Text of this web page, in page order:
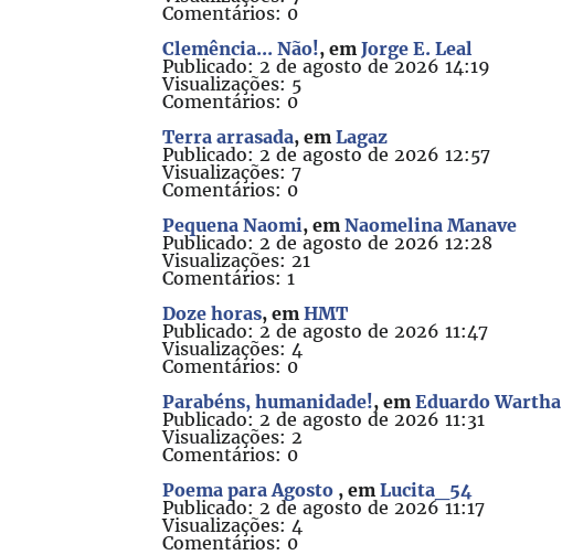
Comentários: 0
Clemência... Não!, emJorge E. Leal
Publicado: 2 de agosto de 2026 14:19
Visualizações: 5
Comentários: 0
Terra arrasada, emLagaz
Publicado: 2 de agosto de 2026 12:57
Visualizações: 7
Comentários: 0
Pequena Naomi, emNaomelina Manave
Publicado: 2 de agosto de 2026 12:28
Visualizações: 21
Comentários: 1
Doze horas, emHMT
Publicado: 2 de agosto de 2026 11:47
Visualizações: 4
Comentários: 0
Parabéns, humanidade!, emEduardo Wartha
Publicado: 2 de agosto de 2026 11:31
Visualizações: 2
Comentários: 0
Poema para Agosto , emLucita_54
Publicado: 2 de agosto de 2026 11:17
Visualizações: 4
Comentários: 0